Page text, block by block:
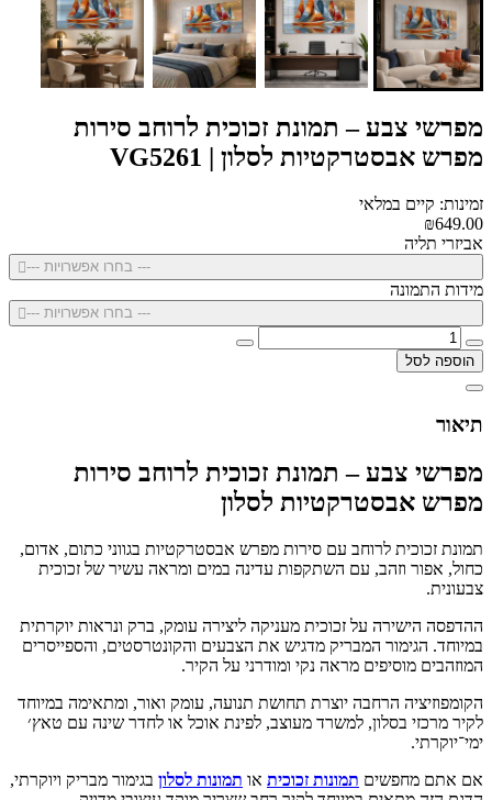
מפרשי צבע – תמונת זכוכית לרוחב סירות
מפרש אבסטרקטיות לסלון | VG5261
זמינות: קיים במלאי
₪649.00
אביזרי תליה
--- בחרו אפשרויות ---
מידות התמונה
--- בחרו אפשרויות ---
הוספה לסל
תיאור
מפרשי צבע – תמונת זכוכית לרוחב סירות
מפרש אבסטרקטיות לסלון
תמונת זכוכית לרוחב עם סירות מפרש אבסטרקטיות בגווני כתום, אדום,
כחול, אפור וזהב, עם השתקפות עדינה במים ומראה עשיר של זכוכית
צבעונית.
ההדפסה הישירה על זכוכית מעניקה ליצירה עומק, ברק ונראות יוקרתית
במיוחד. הגימור המבריק מדגיש את הצבעים והקונטרסטים, והספייסרים
המוזהבים מוסיפים מראה נקי ומודרני על הקיר.
הקומפוזיציה הרחבה יוצרת תחושת תנועה, עומק ואור, ומתאימה במיוחד
לקיר מרכזי בסלון, למשרד מעוצב, לפינת אוכל או לחדר שינה עם טאץ׳
ימי־יוקרתי.
אם אתם מחפשים תמונות זכוכית או תמונות לסלון בגימור מבריק ויוקרתי,